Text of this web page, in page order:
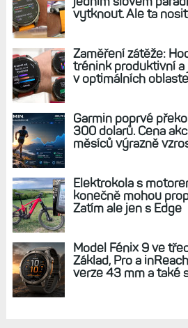
Safírové sklo, lesklý zabiják
Fénix 7X Pro Sapphire, Fénix
2X Solar